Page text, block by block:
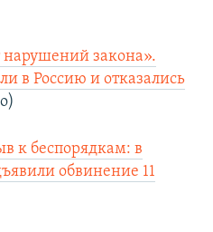
нарушений закона».
в Россию и отказались
к беспорядкам: в
обвинение 11